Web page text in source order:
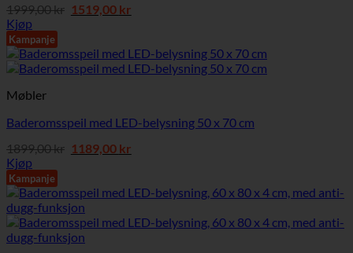
1999,00kr Opprinnelig
pris
1999,00 kr.
1519,00 krNåværende
pris
1519,00 kr.
Kjøp
Kampanje
Møbler
Baderomsspeil med LED-belysning 50 x 70 cm
1899,00kr Opprinnelig
pris
1899,00 kr.
1189,00 krNåværende
pris
1189,00 kr.
Kjøp
Kampanje